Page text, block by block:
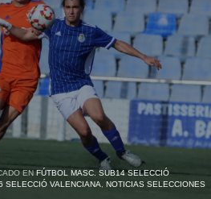
ENFÚTBOL MASC. SUB14 SELECCIÓ
SELECCIÓ VALENCIANA NOTICIAS SELECCIONES